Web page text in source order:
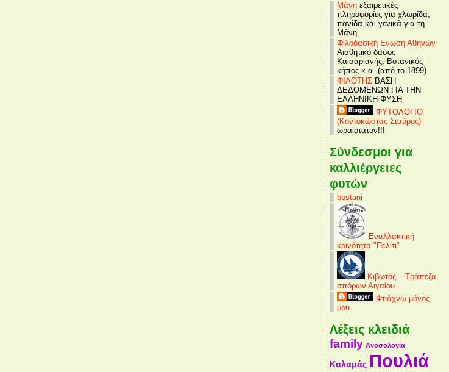
Μάνηεξαιρετικές
πληροφορίες για χλωρίδα,
πανίδα και γενικά για τη
Μάνη
Φιλοδασική Ενωση Αθηνών
Αισθητικό δάσος
Καισαριανής, Βοτανικός
κήπος κ.α. (από το 1899)
ΦΙΛΟΤΗΣΒΑΣΗ
ΔΕΔΟΜΕΝΩΝ ΓΙΑ ΤΗΝ
ΕΛΛΗΝΙΚΗ ΦΥΣΗ
ΦΥΤΟΛΟΓΙΟ
(Κοντοκώστας Σταύρος)
ωραιότατον!!!
Σύνδεσμοι για
καλλιέργειες
φυτών
bostani
Εναλλακτική
κοινότητα "Πελίτι"
Κιβωτός – Τράπεζα
σπόρων Αιγαίου
Φτιάχνω μόνος
μου
Λέξεις κλειδιά
family Ανοσολογία
Καλαμάς Πουλιά